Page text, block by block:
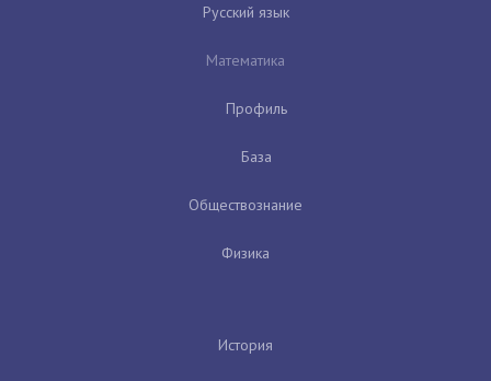
Русский язык
Математика
Профиль
База
Обществознание
Физика
История